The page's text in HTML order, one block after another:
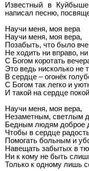
Известный в
написал песню,
Научи меня, моя вера
Научи меня, моя вера,
Позабыть, что было
Не ходить ни вправо,
С Богом коротать
Это ведь нисколько не
В сердце – огонёк
С Богом так легко и
И такой на сердце
Научи меня, моя вера,
Незаметным, светлым
Бедным людям доброе
Чтобы в сердце
Помогать больным и
Навещать забытых в
Ни к кому не быть
Только к одному лишь